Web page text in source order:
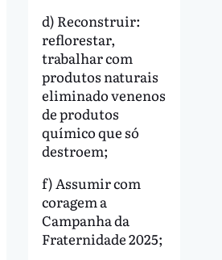
d) Reconstruir:
reflorestar,
trabalhar com
produtos naturais
eliminado venenos
de produtos
químico que só
destroem;
f) Assumir com
coragem a
Campanha da
Fraternidade 2025;